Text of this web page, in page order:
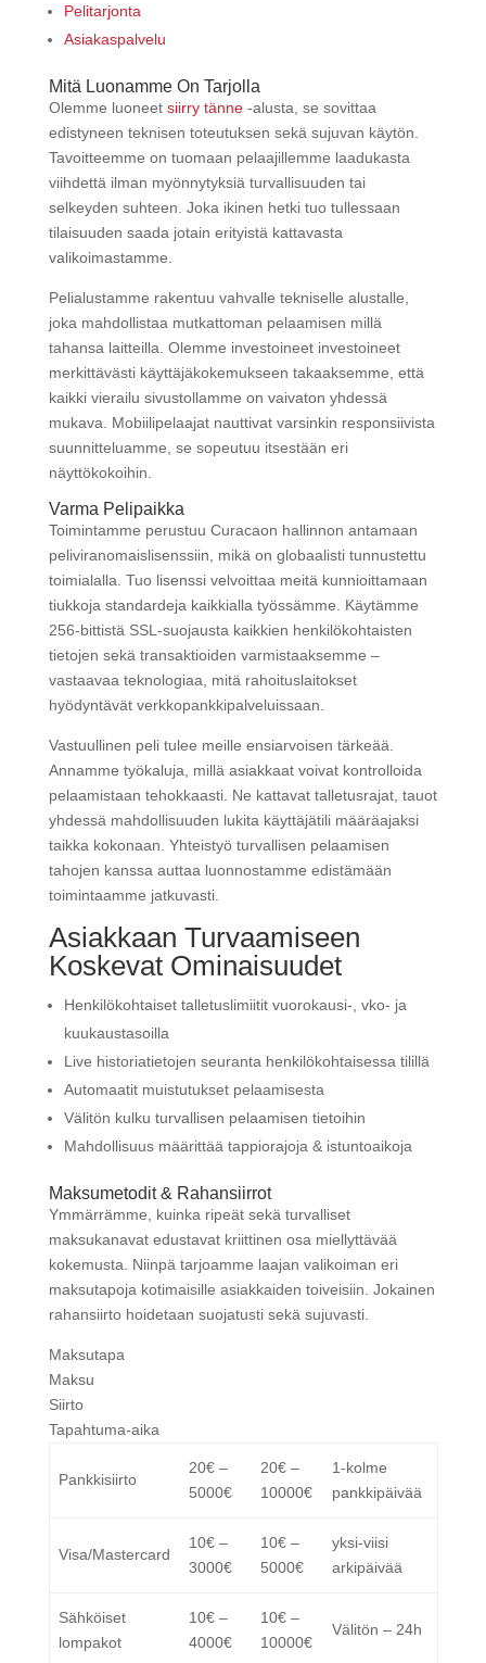
Pelitarjonta
Asiakaspalvelu
Mitä Luonamme On Tarjolla
Olemme luoneet siirry tänne-alusta, se sovittaa
edistyneen teknisen toteutuksen sekä sujuvan käytön.
Tavoitteemme on tuomaan pelaajillemme laadukasta
viihdettä ilman myönnytyksiä turvallisuuden tai
selkeyden suhteen. Joka ikinen hetki tuo tullessaan
tilaisuuden saada jotain erityistä kattavasta
valikoimastamme.
Pelialustamme rakentuu vahvalle tekniselle alustalle,
joka mahdollistaa mutkattoman pelaamisen millä
tahansa laitteilla. Olemme investoineet investoineet
merkittävästi käyttäjäkokemukseen takaaksemme, että
kaikki vierailu sivustollamme on vaivaton yhdessä
mukava. Mobiilipelaajat nauttivat varsinkin responsiivista
suunnitteluamme, se sopeutuu itsestään eri
näyttökokoihin.
Varma Pelipaikka
Toimintamme perustuu Curacaon hallinnon antamaan
peliviranomaislisenssiin, mikä on globaalisti tunnustettu
toimialalla. Tuo lisenssi velvoittaa meitä kunnioittamaan
tiukkoja standardeja kaikkialla työssämme. Käytämme
256-bittistä SSL-suojausta kaikkien henkilökohtaisten
tietojen sekä transaktioiden varmistaaksemme –
vastaavaa teknologiaa, mitä rahoituslaitokset
hyödyntävät verkkopankkipalveluissaan.
Vastuullinen peli tulee meille ensiarvoisen tärkeää.
Annamme työkaluja, millä asiakkaat voivat kontrolloida
pelaamistaan tehokkaasti. Ne kattavat talletusrajat, tauot
yhdessä mahdollisuuden lukita käyttäjätili määräajaksi
taikka kokonaan. Yhteistyö turvallisen pelaamisen
tahojen kanssa auttaa luonnostamme edistämään
toimintaamme jatkuvasti.
Asiakkaan Turvaamiseen
Koskevat Ominaisuudet
Henkilökohtaiset talletuslimiitit vuorokausi-, vko- ja
kuukaustasoilla
Live historiatietojen seuranta henkilökohtaisessa tilillä
Automaatit muistutukset pelaamisesta
Välitön kulku turvallisen pelaamisen tietoihin
Mahdollisuus määrittää tappiorajoja & istuntoaikoja
Maksumetodit & Rahansiirrot
Ymmärrämme, kuinka ripeät sekä turvalliset
maksukanavat edustavat kriittinen osa miellyttävää
kokemusta. Niinpä tarjoamme laajan valikoiman eri
maksutapoja kotimaisille asiakkaiden toiveisiin. Jokainen
rahansiirto hoidetaan suojatusti sekä sujuvasti.
Maksutapa
Maksu
Siirto
Tapahtuma-aika
Pankkisiirto
20€ –
5000€
20€ –
10000€
1-kolme
pankkipäivää
Visa/Mastercard
10€ –
3000€
10€ –
5000€
yksi-viisi
arkipäivää
Sähköiset
lompakot
10€ –
4000€
10€ –
10000€
Välitön – 24h